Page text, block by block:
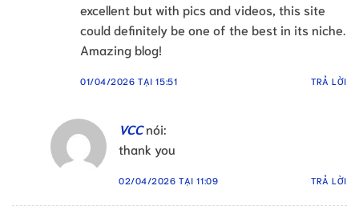
excellent but with pics and videos, this site
could definitely be one of the best in its niche.
Amazing blog!
01/04/2026 TẠI 15:51 TRẢ LỜI
VCC nói:
thank you
02/04/2026 TẠI 11:09 TRẢ LỜI